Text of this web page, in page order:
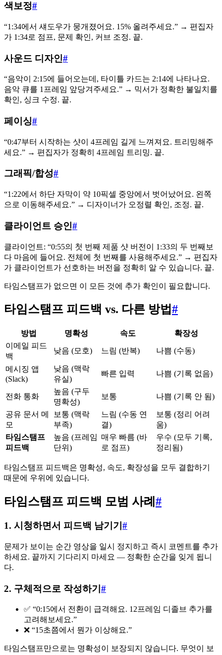
색보정#
“1:34에서 섀도우가 뭉개졌어요. 15% 올려주세요.” → 편집자
가 1:34로 점프, 문제 확인, 커브 조정. 끝.
사운드 디자인#
“음악이 2:15에 들어오는데, 타이틀 카드는 2:14에 나타나요.
음악 큐를 1프레임 앞당겨주세요.” → 믹서가 정확한 불일치를
확인, 싱크 수정. 끝.
페이싱#
“0:47부터 시작하는 샷이 4프레임 길게 느껴져요. 트리밍해주
세요.” → 편집자가 정확히 4프레임 트리밍. 끝.
그래픽/합성#
“1:22에서 하단 자막이 약 10픽셀 중앙에서 벗어났어요. 왼쪽
으로 이동해주세요.” → 디자이너가 오정렬 확인, 조정. 끝.
클라이언트 승인#
클라이언트: “0:55의 첫 번째 제품 샷 버전이 1:33의 두 번째보
다 마음에 들어요. 전체에 첫 번째를 사용해주세요.” → 편집자
가 클라이언트가 선호하는 버전을 정확히 알 수 있습니다. 끝.
타임스탬프가 없으면 이 모든 것에 추가 확인이 필요합니다.
타임스탬프 피드백 vs. 다른 방법#
방법 명확성 속도
확장성
이메일 피드
백
낮음 (모호) 느림 (반복) 나쁨 (수동)
메시징 앱
(Slack)
낮음 (맥락
유실)
빠른 입력 나쁨 (기록 없음)
전화 통화
높음 (구두
명확성)
보통 나쁨 (기록 안 됨)
공유 문서 메
모
보통 (맥락
부족)
느림 (수동 연
결)
보통 (정리 어려
움)
타임스탬프
피드백
높음 (프레임
단위)
매우 빠름 (바
로 점프)
우수 (모두 기록,
정리됨)
타임스탬프 피드백은 명확성, 속도, 확장성을 모두 결합하기
때문에 우위에 있습니다.
타임스탬프 피드백 모범 사례 #
1. 시청하면서 피드백 남기기 #
문제가 보이는 순간 영상을 일시 정지하고 즉시 코멘트를 추가
하세요. 끝까지 기다리지 마세요 — 정확한 순간을 잊게 됩니
다.
2. 구체적으로 작성하기 #
✅ “0:15에서 전환이 급격해요. 12프레임 디졸브 추가를
고려해보세요.”
❌ “15초쯤에서 뭔가 이상해요.”
타임스탬프만으로는 명확성이 보장되지 않습니다. 무엇이 보